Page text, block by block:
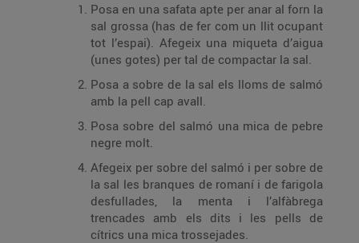
Posa en una safata apte per anar al forn la
sal grossa (has de fer com un llit ocupant
tot l’espai). Afegeix una miqueta d’aigua
(unes gotes) per tal de compactar la sal.
Posa a sobre de la sal els lloms de salmó
amb la pell cap avall.
Posa sobre del salmó una mica de pebre
negre molt.
Afegeix per sobre del salmó i per sobre de
la sal les branques de romaní i de farigola
desfullades, la menta i l’alfàbrega
trencades amb els dits i les pells de
cítrics una mica trossejades.